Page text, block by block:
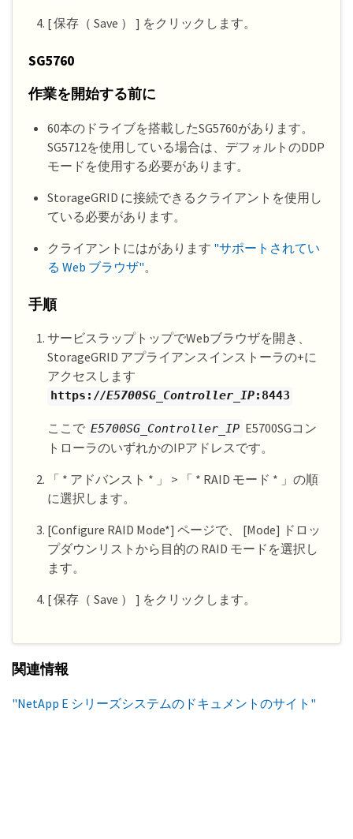
[ 保存（ Save ） ] をクリックします。
SG5760
作業を開始する前に
60本のドライブを搭載したSG5760があります。
SG5712を使用している場合は、デフォルトのDDP
モードを使用する必要があります。
StorageGRID に接続できるクライアントを使用し
ている必要があります。
クライアントにはがあります "サポートされてい
る Web ブラウザ"。
手順
サービスラップトップでWebブラウザを開き、
StorageGRID アプライアンスインストーラの+に
アクセスします
https://E5700SG_Controller_IP:8443
ここで E5700SG_Controller_IP E5700SGコン
トローラのいずれかのIPアドレスです。
「 * アドバンスト * 」 > 「 * RAID モード * 」の順
に選択します。
[Configure RAID Mode*] ページで、 [Mode] ドロッ
プダウンリストから目的の RAID モードを選択し
ます。
[ 保存（ Save ） ] をクリックします。
関連情報
"NetApp E シリーズシステムのドキュメントのサイト"